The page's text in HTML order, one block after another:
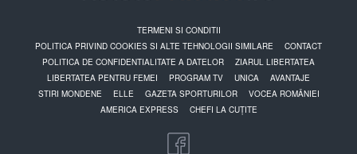
TERMENI SI CONDITII
POLITICA PRIVIND COOKIES SI ALTE TEHNOLOGII SIMILARE
CONTACT
POLITICA DE CONFIDENTIALITATE A DATELOR
ZIARUL LIBERTATEA
LIBERTATEA PENTRU FEMEI
PROGRAM TV UNICA
AVANTAJE
STIRI MONDENE
ELLE GAZETA SPORTURILOR
VOCEA ROMÂNIEI
AMERICA EXPRESS
CHEFI LA CUȚITE